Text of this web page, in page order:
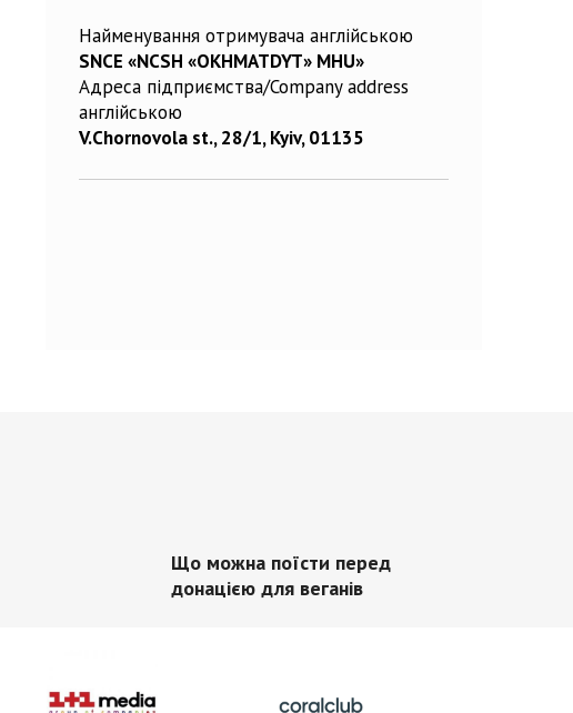
Найменування отримувача англійською
SNCE «NCSH «OKHMATDYT» MHU»
Адреса підприємства/Company address
англійською
V.Chornovola st., 28/1, Kyiv, 01135
Що можна поїсти перед
донацією для веганів